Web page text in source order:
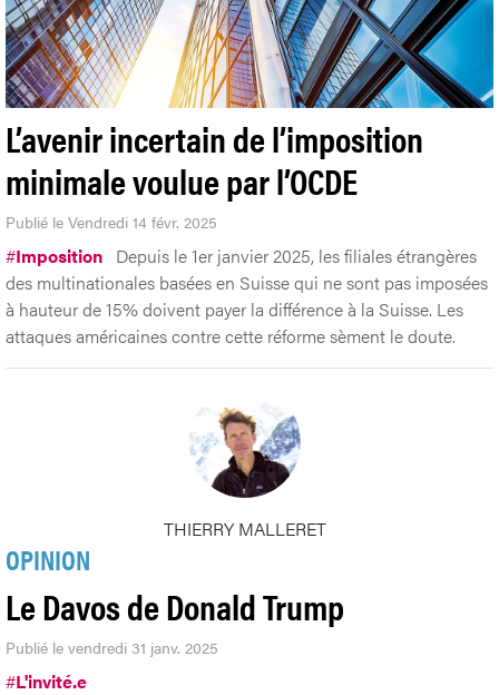
L’avenir incertain de l’imposition
minimale voulue par l’OCDE
Publié le Vendredi 14 févr. 2025
#Imposition Depuis le 1er janvier 2025, les filiales étrangères
des multinationales basées en Suisse qui ne sont pas imposées
à hauteur de 15% doivent payer la différence à la Suisse. Les
attaques américaines contre cette réforme sèment le doute.
THIERRY MALLERET
OPINION
Le Davos de Donald Trump
Publié le vendredi 31 janv. 2025
#L'invité.e